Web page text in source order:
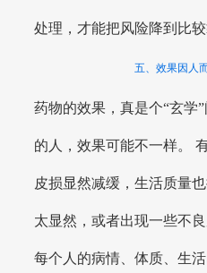
处理，才能把风险降到比较
五、效果因人
药物的效果，真是个“玄学
的人，效果可能不一样。
皮损显然减缓，生活质量
太显然，或者出现一些不
每个人的病情、体质、生